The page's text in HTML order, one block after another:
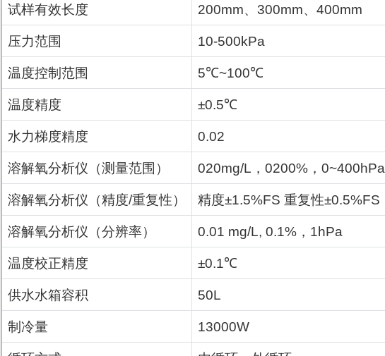
试样有效长度 200mm、 300mm、 400mm
压力范围 10-500kPa
温度控制范围 5℃~100℃
温度精度 ±0.5℃
水力梯度精度 0.02
溶解氧分析仪（测量范围） 020mg/L ， 0200% ， 0~400hPa
溶解氧分析仪（精度/重复性） 精度±1.5%FS 重复性±0.5%FS
溶解氧分析仪（分辨率） 0.01 mg/L, 0.1% ， 1hPa
温度校正精度 ±0.1℃
供水水箱容积 50L
制冷量 13000W